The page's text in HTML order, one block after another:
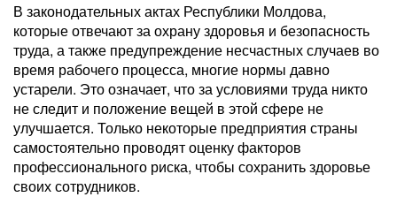
В законодательных актах Республики Молдова,
которые отвечают за охрану здоровья и безопасность
труда, а также предупреждение несчастных случаев во
время рабочего процесса, многие нормы давно
устарели. Это означает, что за условиями труда никто
не следит и положение вещей в этой сфере не
улучшается. Только некоторые предприятия страны
самостоятельно проводят оценку факторов
профессионального риска, чтобы сохранить здоровье
своих сотрудников.